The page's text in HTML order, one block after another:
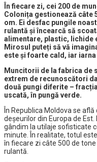
În fiecare zi, cei 200 de
Colonița gestionează câte
om. Ei desfac pungile
rulantă și încearcă să
alimentare, plastic, lichide
Mirosul puteți să vă
este și foarte cald, iar
Muncitorii de la fabrica de
extrem de recunoscători
două pungi diferite –
uscată, în pungă verde.
În Republica Moldova se
deșeurilor din Europa de
gândim la utilaje sofisticate
minute. În realitate, totul
în fiecare zi câte 500 de
rulantă.